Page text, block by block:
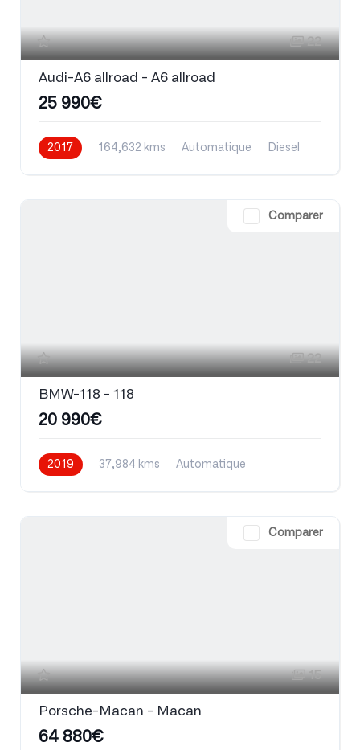
22
Audi-A6 allroad - A6 allroad
25 990€
2017 164,632 kms Automatique Diesel
Comparer
22
BMW-118 - 118
20 990€
2019 37,984 kms
Automatique
Comparer
15
Porsche-Macan - Macan
64 880€